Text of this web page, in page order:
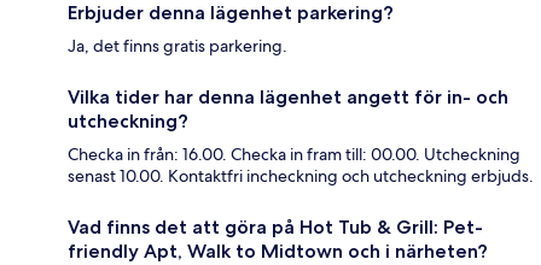
Erbjuder denna lägenhet parkering?
Ja, det finns gratis parkering.
Vilka tider har denna lägenhet angett för in- och
utcheckning?
Checka in från: 16.00. Checka in fram till: 00.00. Utcheckning
senast 10.00. Kontaktfri incheckning och utcheckning erbjuds.
Vad finns det att göra på Hot Tub & Grill: Pet-
friendly Apt, Walk to Midtown och i närheten?